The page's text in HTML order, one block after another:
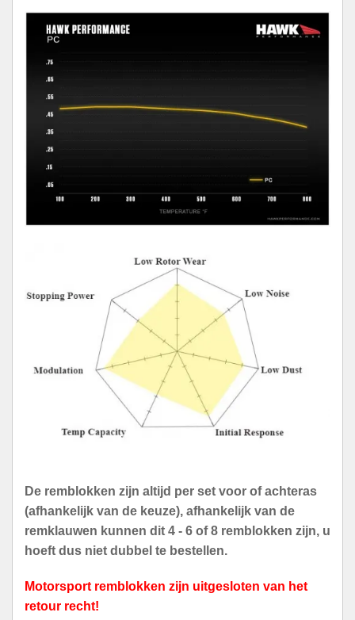
De remblokken zijn altijd per set voor of achteras
(afhankelijk van de keuze), afhankelijk van de
remklauwen kunnen dit 4 - 6 of 8 remblokken zijn, u
hoeft dus niet dubbel te bestellen.
Motorsport remblokken zijn uitgesloten van het
retour recht!